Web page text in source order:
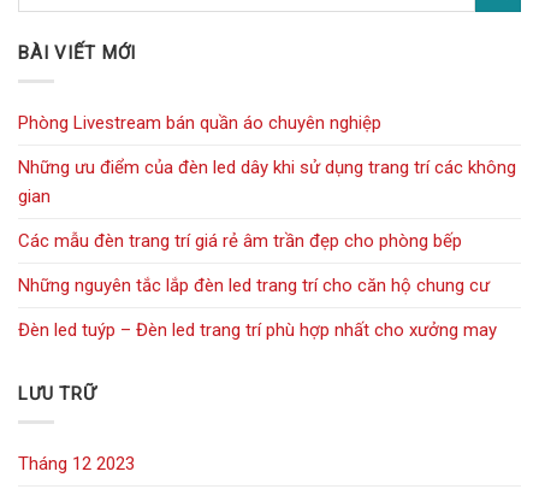
BÀI VIẾT MỚI
Phòng Livestream bán quần áo chuyên nghiệp
Những ưu điểm của đèn led dây khi sử dụng trang trí các không
gian
Các mẫu đèn trang trí giá rẻ âm trần đẹp cho phòng bếp
Những nguyên tắc lắp đèn led trang trí cho căn hộ chung cư
Đèn led tuýp – Đèn led trang trí phù hợp nhất cho xưởng may
LƯU TRỮ
Tháng 12 2023